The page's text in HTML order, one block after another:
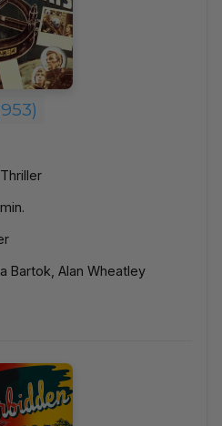
Bartok, Alan Wheatley